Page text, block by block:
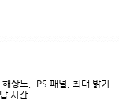
상도, IPS 패널, 최대 밝기
시간..